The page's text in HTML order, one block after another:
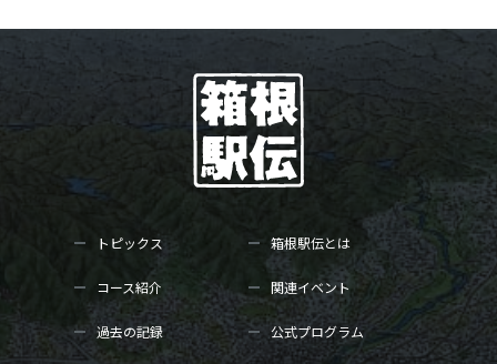
トピックス 箱根駅伝とは
コース紹介 関連イベント
過去の記録 公式プログラム